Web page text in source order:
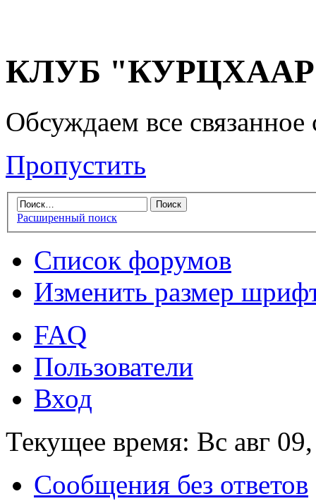
КЛУБ "КУРЦХААР"
Обсуждаем все
Пропустить
Расширенный поиск
Список форумов
Изменить размер
FAQ
Пользователи
Вход
Текущее время: Вс авг
Сообщения без ответов